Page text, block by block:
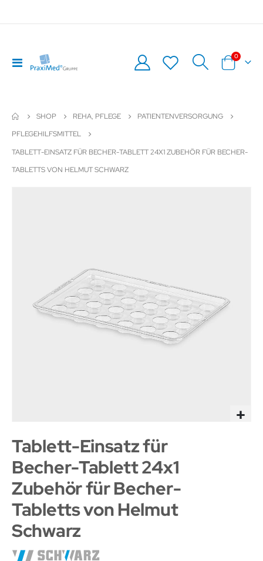
Navigation
umschalten
Warenkorb
0Artikel
SHOP REHA, PFLEGE
PATIENTENVERSORGUNG
PFLEGEHILFSMITTEL
TABLETT-EINSATZ FÜR BECHER-TABLETT 24X1 ZUBEHÖR FÜR BECHER-
TABLETTS VON HELMUT SCHWARZ
Tablett-Einsatz für
Becher-Tablett 24x1
Zubehör für Becher-
Tabletts von Helmut
Schwarz